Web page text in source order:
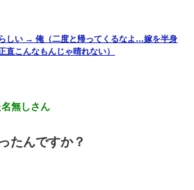
しい → 俺（二度と帰ってくるなよ…嫁を半身
直こんなもんじゃ晴れない）
無しさん
たんですか？